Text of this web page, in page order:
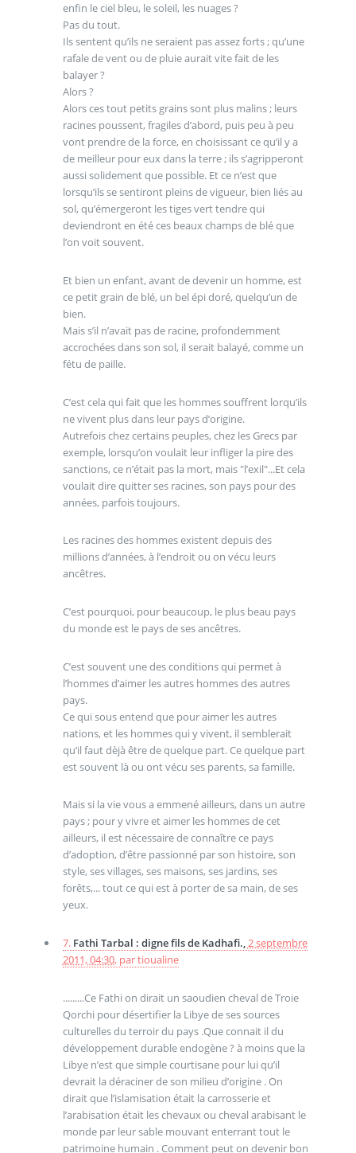
enfin le ciel bleu, le soleil, les nuages ?
Pas du tout.
Ils sentent qu’ils ne seraient pas assez forts ; qu’une
rafale de vent ou de pluie aurait vite fait de les
balayer ?
Alors ?
Alors ces tout petits grains sont plus malins ; leurs
racines poussent, fragiles d’abord, puis peu à peu
vont prendre de la force, en choisissant ce qu’il y a
de meilleur pour eux dans la terre ; ils s’agripperont
aussi solidement que possible. Et ce n’est que
lorsqu’ils se sentiront pleins de vigueur, bien liés au
sol, qu’émergeront les tiges vert tendre qui
deviendront en été ces beaux champs de blé que
l’on voit souvent.
Et bien un enfant, avant de devenir un homme, est
ce petit grain de blé, un bel épi doré, quelqu’un de
bien.
Mais s’il n’avait pas de racine, profondemment
accrochées dans son sol, il serait balayé, comme un
fétu de paille.
C’est cela qui fait que les hommes souffrent lorqu’ils
ne vivent plus dans leur pays d’origine.
Autrefois chez certains peuples, chez les Grecs par
exemple, lorsqu’on voulait leur infliger la pire des
sanctions, ce n’était pas la mort, mais "l’exil"...Et cela
voulait dire quitter ses racines, son pays pour des
années, parfois toujours.
Les racines des hommes existent depuis des
millions d’années, à l’endroit ou on vécu leurs
ancêtres.
C’est pourquoi, pour beaucoup, le plus beau pays
du monde est le pays de ses ancêtres.
C’est souvent une des conditions qui permet à
l’hommes d’aimer les autres hommes des autres
pays.
Ce qui sous entend que pour aimer les autres
nations, et les hommes qui y vivent, il semblerait
qu’il faut dèjà être de quelque part. Ce quelque part
est souvent là ou ont vécu ses parents, sa famille.
Mais si la vie vous a emmené ailleurs, dans un autre
pays ; pour y vivre et aimer les hommes de cet
ailleurs, il est nécessaire de connaître ce pays
d’adoption, d’être passionné par son histoire, son
style, ses villages, ses maisons, ses jardins, ses
forêts,... tout ce qui est à porter de sa main, de ses
yeux.
7. Fathi Tarbal : digne fils de Kadhafi.,2 septembre
2011, 04:30, partioualine
.........Ce Fathi on dirait un saoudien cheval de Troie
Qorchi pour désertifier la Libye de ses sources
culturelles du terroir du pays .Que connait il du
développement durable endogène ? à moins que la
Libye n’est que simple courtisane pour lui qu’il
devrait la déraciner de son milieu d’origine . On
dirait que l’islamisation était la carrosserie et
l’arabisation était les chevaux ou cheval arabisant le
monde par leur sable mouvant enterrant tout le
patrimoine humain . Comment peut on devenir bon